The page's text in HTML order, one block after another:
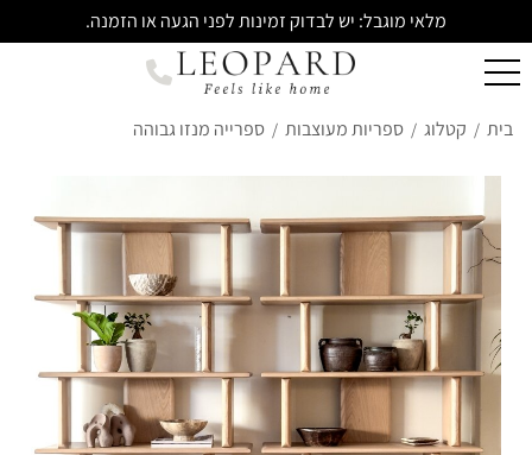
מלאי מוגבל: יש לבדוק זמינות לפני הגעה או הזמנה.
בית / קטלוג / ספריות מעוצבות / ספרייה מנזו גבוהה